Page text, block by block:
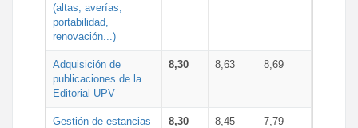
(altas, averías,
portabilidad,
renovación...)
Adquisición de
publicaciones de la
Editorial UPV
8,30 8,63 8,69
Gestión de estancias
8,30 8,45 7,79